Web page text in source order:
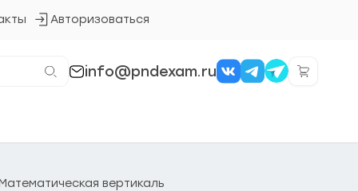
Авторизоваться
Кнопка
info@pndexam.ru
вертикаль